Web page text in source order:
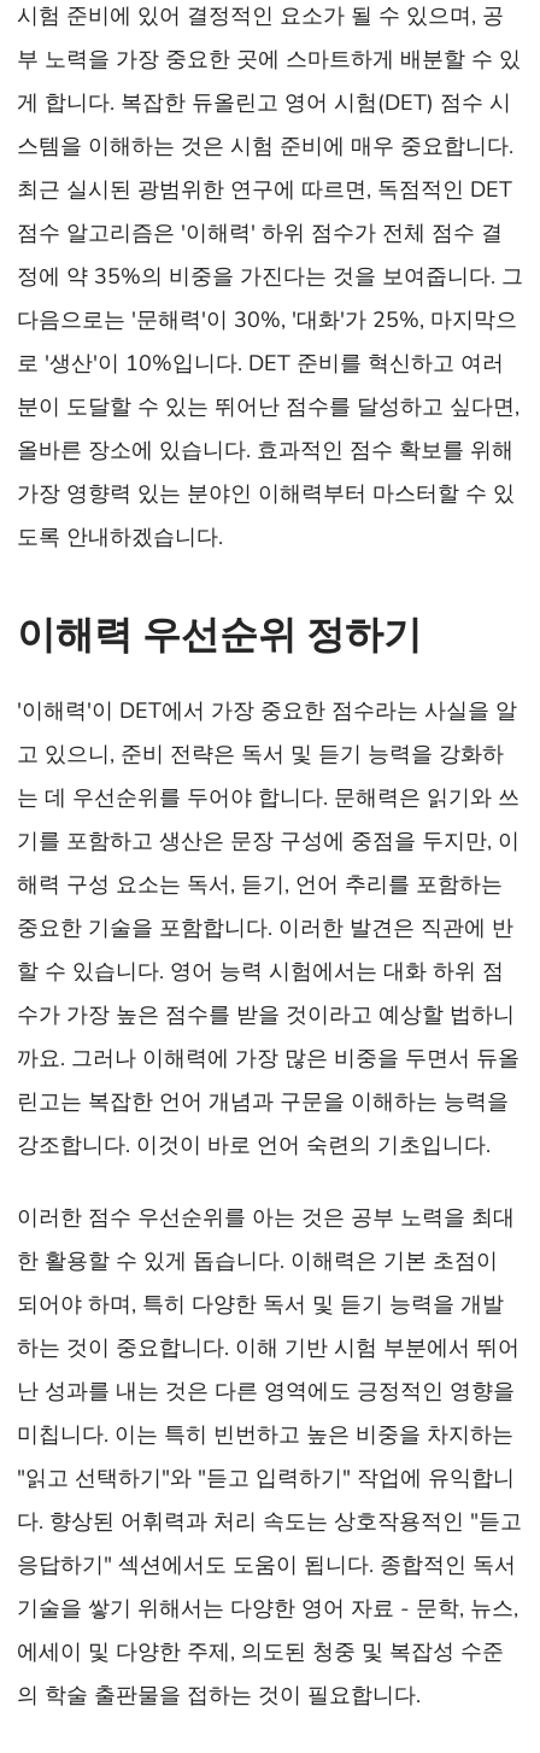
시험 준비에 있어 결정적인 요소가 될 수 있으며, 공
부 노력을 가장 중요한 곳에 스마트하게 배분할 수 있
게 합니다. 복잡한 듀올린고 영어 시험(DET) 점수 시
스템을 이해하는 것은 시험 준비에 매우 중요합니다.
최근 실시된 광범위한 연구에 따르면, 독점적인 DET
점수 알고리즘은 '이해력' 하위 점수가 전체 점수 결
정에 약 35%의 비중을 가진다는 것을 보여줍니다. 그
다음으로는 '문해력'이 30%, '대화'가 25%, 마지막으
로 '생산'이 10%입니다. DET 준비를 혁신하고 여러
분이 도달할 수 있는 뛰어난 점수를 달성하고 싶다면,
올바른 장소에 있습니다. 효과적인 점수 확보를 위해
가장 영향력 있는 분야인 이해력부터 마스터할 수 있
도록 안내하겠습니다.
이해력 우선순위 정하기
'이해력'이 DET에서 가장 중요한 점수라는 사실을 알
고 있으니, 준비 전략은 독서 및 듣기 능력을 강화하
는 데 우선순위를 두어야 합니다. 문해력은 읽기와 쓰
기를 포함하고 생산은 문장 구성에 중점을 두지만, 이
해력 구성 요소는 독서, 듣기, 언어 추리를 포함하는
중요한 기술을 포함합니다. 이러한 발견은 직관에 반
할 수 있습니다. 영어 능력 시험에서는 대화 하위 점
수가 가장 높은 점수를 받을 것이라고 예상할 법하니
까요. 그러나 이해력에 가장 많은 비중을 두면서 듀올
린고는 복잡한 언어 개념과 구문을 이해하는 능력을
강조합니다. 이것이 바로 언어 숙련의 기초입니다.
이러한 점수 우선순위를 아는 것은 공부 노력을 최대
한 활용할 수 있게 돕습니다. 이해력은 기본 초점이
되어야 하며, 특히 다양한 독서 및 듣기 능력을 개발
하는 것이 중요합니다. 이해 기반 시험 부분에서 뛰어
난 성과를 내는 것은 다른 영역에도 긍정적인 영향을
미칩니다. 이는 특히 빈번하고 높은 비중을 차지하는
"읽고 선택하기"와 "듣고 입력하기" 작업에 유익합니
다. 향상된 어휘력과 처리 속도는 상호작용적인 "듣고
응답하기" 섹션에서도 도움이 됩니다. 종합적인 독서
기술을 쌓기 위해서는 다양한 영어 자료 - 문학, 뉴스,
에세이 및 다양한 주제, 의도된 청중 및 복잡성 수준
의 학술 출판물을 접하는 것이 필요합니다.